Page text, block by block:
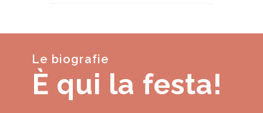
Le biografie
È qui la festa!